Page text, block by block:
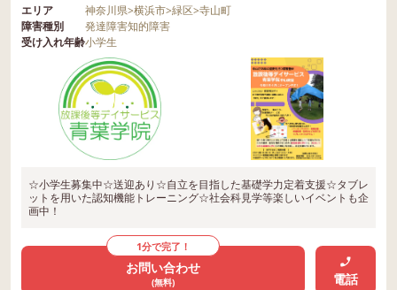
エリア 神奈川県>横浜市>緑区>寺山町
障害種別
発達障害知的障害
受け入れ年齢小学生
☆小学生募集中☆送迎あり☆自立を目指した基礎学力定着支援☆タブレ
ットを用いた認知機能トレーニング☆社会科見学等楽しいイベントも企
画中！
1分で完了！
お問い合わせ
(無料) 電話